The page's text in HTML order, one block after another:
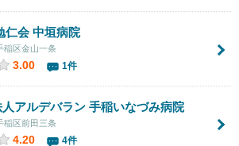
仁会中垣病院
稲区金山一条
3.00 1件
アルデバラン 手稲いなづみ病院
稲区前田三条
4.20 4件